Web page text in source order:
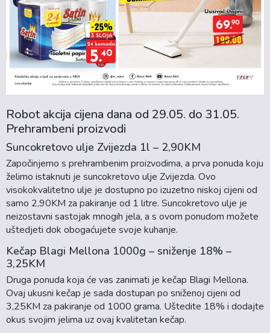
Robot akcija cijena dana od 29.05. do 31.05.
Prehrambeni proizvodi
Suncokretovo ulje Zvijezda 1l – 2,90KM
Započinjemo s prehrambenim proizvodima, a prva ponuda koju
želimo istaknuti je suncokretovo ulje Zvijezda. Ovo
visokokvalitetno ulje je dostupno po izuzetno niskoj cijeni od
samo 2,90KM za pakiranje od 1 litre. Suncokretovo ulje je
neizostavni sastojak mnogih jela, a s ovom ponudom možete
uštedjeti dok obogaćujete svoje kuhanje.
Kečap Blagi Mellona 1000g – sniženje 18% –
3,25KM
Druga ponuda koja će vas zanimati je kečap Blagi Mellona.
Ovaj ukusni kečap je sada dostupan po sniženoj cijeni od
3,25KM za pakiranje od 1000 grama. Uštedite 18% i dodajte
okus svojim jelima uz ovaj kvalitetan kečap.